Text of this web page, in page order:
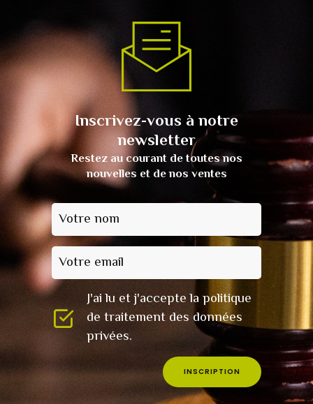
Inscrivez-vous à notre
newsletter
Restez au courant de toutes nos
nouvelles et de nos ventes
Votre nom
Votre email
J'ai lu et j'accepte la politique
de traitement des données
privées.
INSCRIPTION